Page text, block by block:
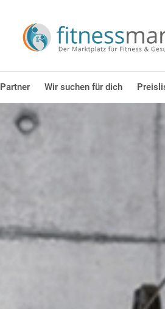
Partner Wir suchen für dich